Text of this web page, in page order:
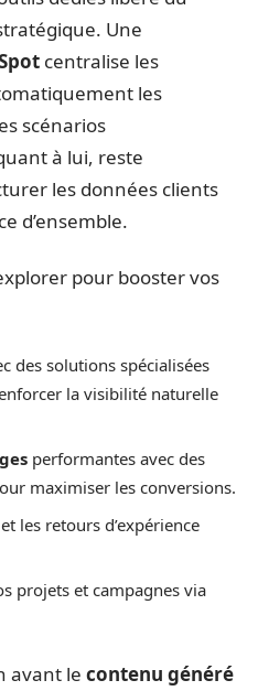
Une
centralise les
les
scénarios
à lui, reste
les données clients
d’ensemble.
pour booster vos
des solutions spécialisées
la visibilité naturelle
performantes avec des
maximiser les conversions.
les retours d’expérience
projets et campagnes via
avant le contenu généré